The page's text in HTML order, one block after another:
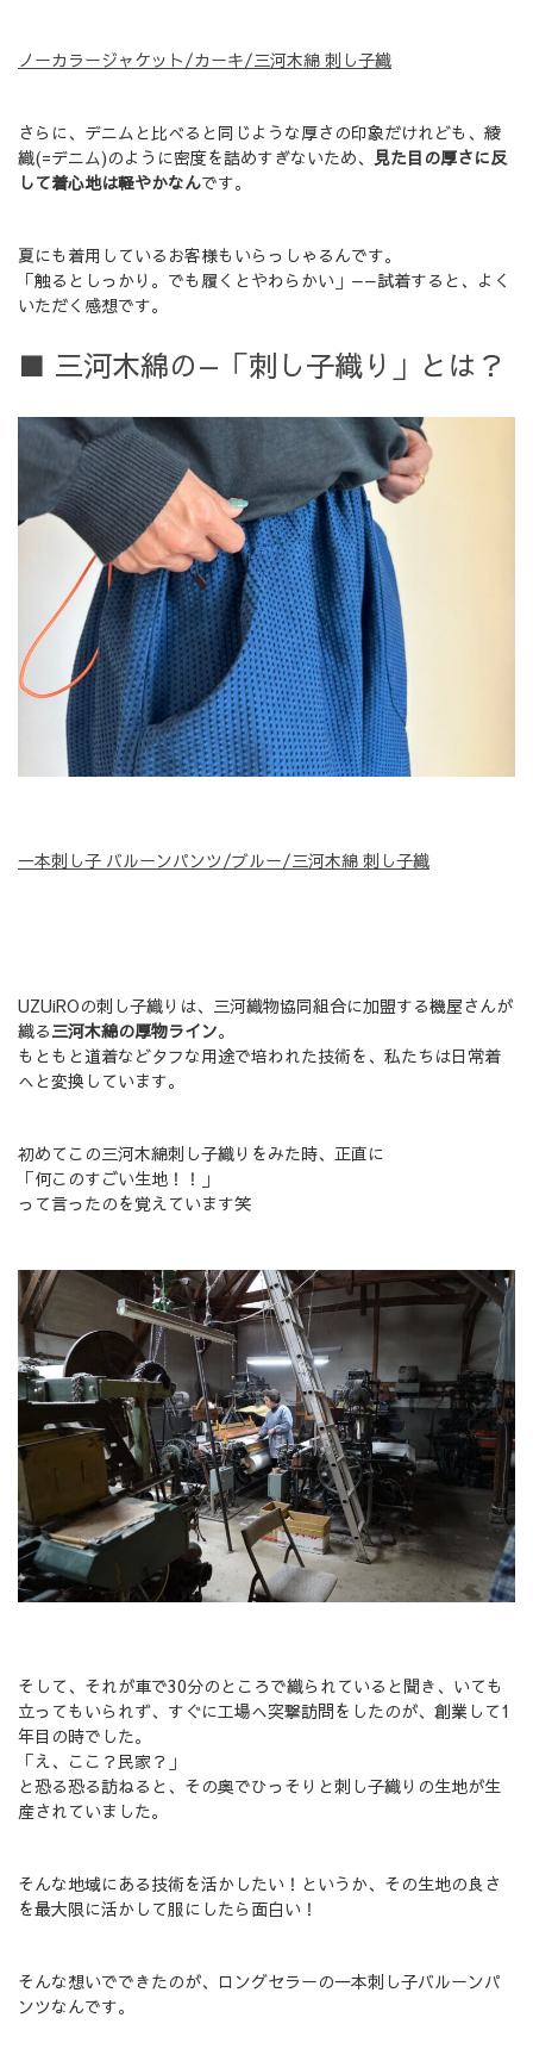
ノーカラージャケット/カーキ/三河木綿 刺し子織
さらに、デニムと比べると同じような厚さの印象だけれども、綾
織(=デニム)のように密度を詰めすぎないため、 見た目の厚さに反
して着心地は軽やかなんです。
夏にも着用しているお客様もいらっしゃるんです。
「触るとしっかり。でも履くとやわらかい」——試着すると、よく
いただく感想です。
■ 三河木綿の—「刺し子織り」とは？
一本刺し子 バルーンパンツ/ブルー/三河木綿 刺し子織
UZUiROの刺し子織りは、三河織物協同組合に加盟する機屋さんが
織る三河木綿の厚物ライン。
もともと道着などタフな用途で培われた技術を、私たちは日常着
へと変換しています。
初めてこの三河木綿刺し子織りをみた時、正直に
「何このすごい生地！！」
って言ったのを覚えています笑
そして、それが車で30分のところで織られていると聞き、いても
立ってもいられず、すぐに工場へ突撃訪問をしたのが、創業して1
年目の時でした。
「え、ここ？民家？」
と恐る恐る訪ねると、その奥でひっそりと刺し子織りの生地が生
産されていました。
そんな地域にある技術を活かしたい！というか、その生地の良さ
を最大限に活かして服にしたら面白い！
そんな想いでできたのが、ロングセラーの一本刺し子バルーンパ
ンツなんです。